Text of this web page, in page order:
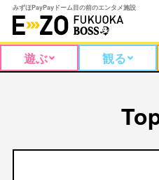
みずほPayPayドーム目の前のエンタメ施設
遊ぶ 観る